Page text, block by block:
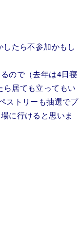
たら不参加かもし
ので（去年は4日寝
居ても立ってもい
ストリーも抽選でプ
に行けると思いま